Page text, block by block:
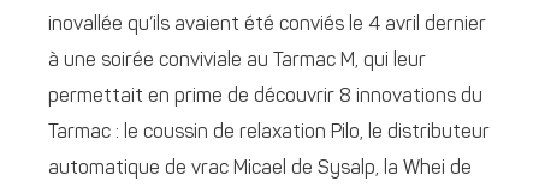
inovallée qu’ils avaient été conviés le 4 avril dernier
à une soirée conviviale au Tarmac M, qui leur
permettait en prime de découvrir 8 innovations du
Tarmac : le coussin de relaxation Pilo, le distributeur
automatique de vrac Micael de Sysalp, la Whei de